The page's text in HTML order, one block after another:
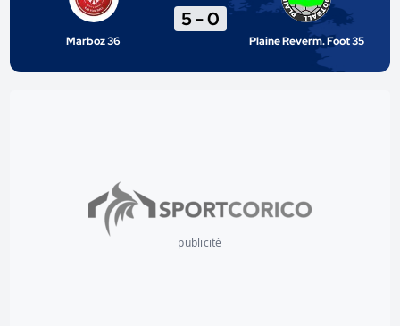
Marboz 36
5-0
Plaine Reverm. Foot 35
publicité